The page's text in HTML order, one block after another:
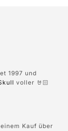
1997 und
voller 🤘🏻
Kauf über